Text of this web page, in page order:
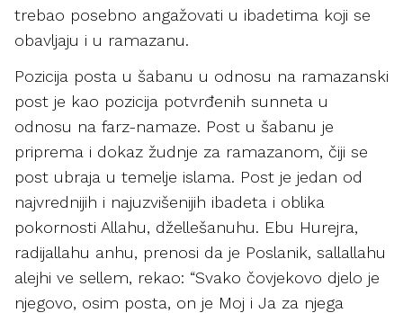
trebao posebno angažovati u ibadetima koji se
obavljaju i u ramazanu.
Pozicija posta u šabanu u odnosu na ramazanski
post je kao pozicija potvrđenih sunneta u
odnosu na farz-namaze. Post u šabanu je
priprema i dokaz žudnje za ramazanom, čiji se
post ubraja u temelje islama. Post je jedan od
najvrednijih i najuzvišenijih ibadeta i oblika
pokornosti Allahu, džellešanuhu. Ebu Hurejra,
radijallahu anhu, prenosi da je Poslanik, sallallahu
alejhi ve sellem, rekao: “Svako čovjekovo djelo je
njegovo, osim posta, on je Moj i Ja za njega